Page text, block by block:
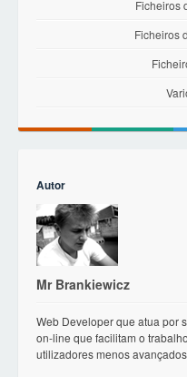
Ficheiros
Ficheiros
Autor
Mr Brankiewicz
Web Developer que atua por
on-line que facilitam o
utilizadores menos